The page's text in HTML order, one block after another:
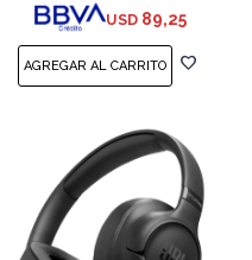
USD 89,25